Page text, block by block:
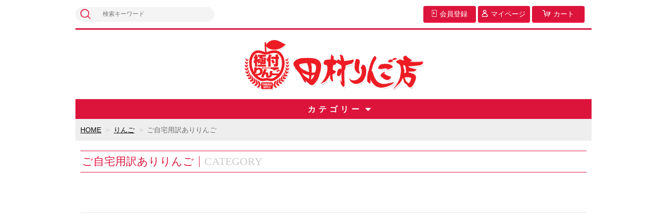
会員登録 マイページ カート
カ テ ゴ リ ー
HOME りんご ご自宅用訳ありりんご
CATEGORY
ご自宅用訳ありりんご